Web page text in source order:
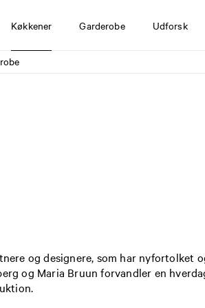
Køkkener Garderobe Udforsk
og designere, som har
og Maria Bruun forvandler en